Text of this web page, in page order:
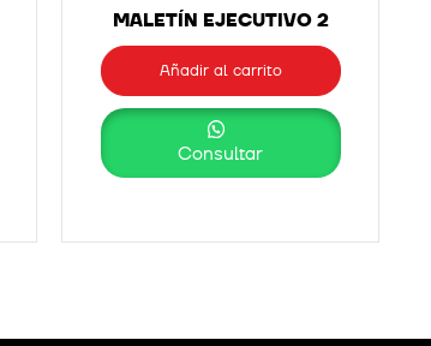
MALETÍN EJECUTIVO 2
Añadir al carrito
Consultar